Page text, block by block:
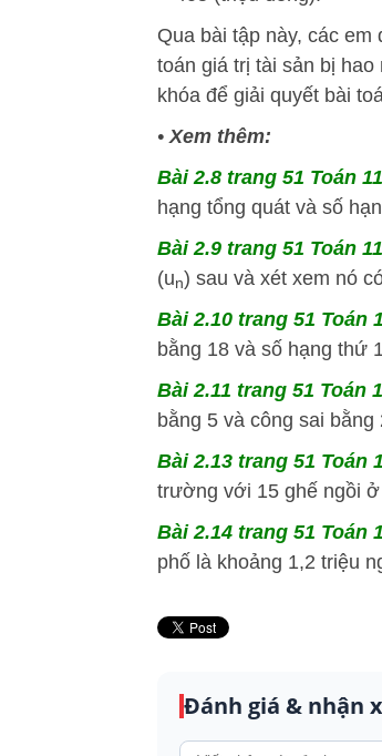
Qua bài tập này, các
toán giá trị tài sản bị
khóa để giải quyết bài
•Xem thêm:
Bài 2.8 trang 51 Toán
hạng tổng quát và số
Bài 2.9 trang 51 Toán
(un) sau và xét xem nó
Bài 2.10 trang 51 Toán
bằng 18 và số hạng thứ
Bài 2.11 trang 51 Toán
bằng 5 và công sai
Bài 2.13 trang 51 Toán
trường với 15 ghế ngồi
Bài 2.14 trang 51 Toán
phố là khoảng 1,2 triệu
Đánh giá & nhận